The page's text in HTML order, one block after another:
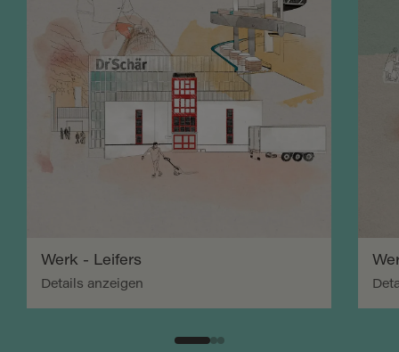
Werk - Leifers
Details anzeigen